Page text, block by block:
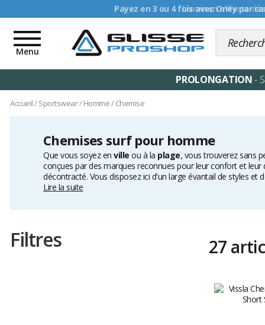
Livraison offerte
Toggle
navigation
Menu
PROLONGATION-
Accueil/Sportswear/Homme/Chemise
Chemises surf pour homme
Que vous soyez en ville ou à la plage, vous trouverez sans
conçues par des marques reconnues pour leur confort et
décontracté. Vous disposez ici d'un large évantail de styles
n'hésitez pas à consulter notre collection de tenues
Lire la suite
Filtres 27